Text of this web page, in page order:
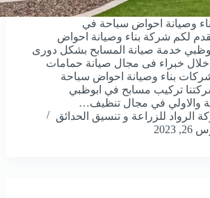
وصيانة احواض سباحة في
لكم شركة بناء وصيانة احواض
خدمة صيانة المسابح بشكل دورى
خبراء فى مجال صيانة حمامات
بناء وصيانة احواض سباحة
تركيب مسابح في ابوظبي
والاولي في مجال تنظيف…
الرواد للزراعة و تنسيق الحدائق
2023